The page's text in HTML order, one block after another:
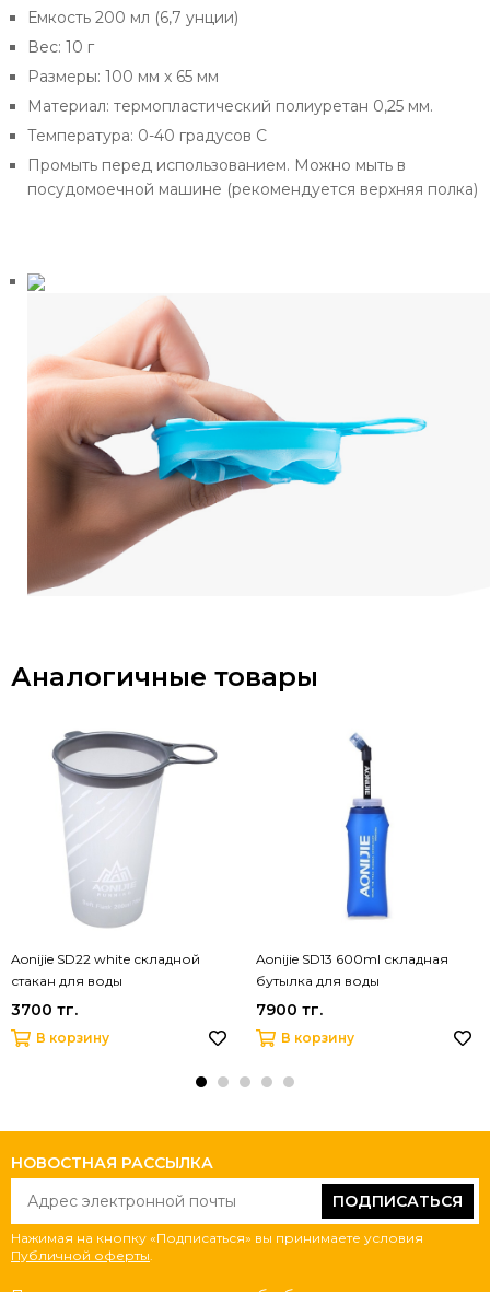
Емкость 200 мл (6,7 унции)
Вес: 10 г
Размеры: 100 мм x 65 мм
Материал: термопластический полиуретан 0,25 мм.
Температура: 0-40 градусов C
Промыть перед использованием. Можно мыть в
посудомоечной машине (рекомендуется верхняя полка)
Аналогичные товары
Aonijie SD22 white складной
стакан для воды
3700 тг.
В корзину
Aonijie SD13 600ml складная
бутылка для воды
7900 тг.
В корзину
НОВОСТНАЯ РАССЫЛКА
ПОДПИСАТЬСЯ
Нажимая на кнопку «Подписаться» вы принимаете условия
Публичной оферты.